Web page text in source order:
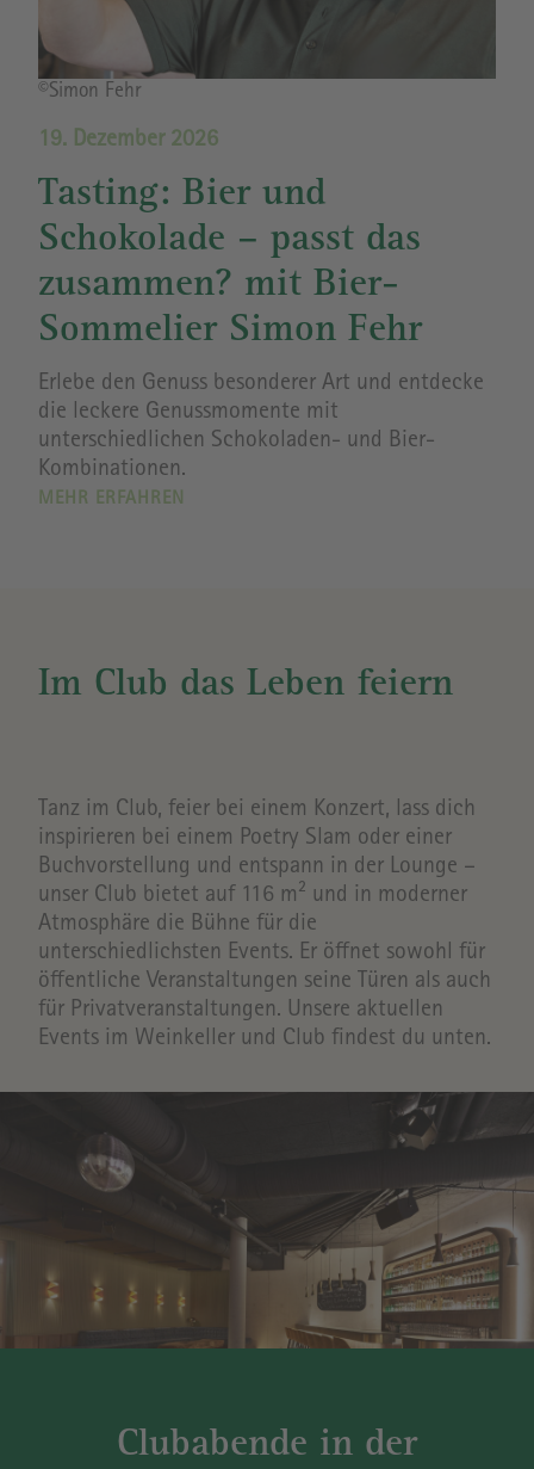
Bildrechte
©Simon Fehr
19. Dezember 2026
Tasting: Bier und
Schokolade – passt das
zusammen? mit Bier-
Sommelier Simon Fehr
Erlebe den Genuss besonderer Art und entdecke
die leckere Genussmomente mit
unterschiedlichen Schokoladen- und Bier-
Kombinationen.
MEHR ERFAHREN
Im Club das Leben feiern
Tanz im Club, feier bei einem Konzert, lass dich
inspirieren bei einem Poetry Slam oder einer
Buchvorstellung und entspann in der Lounge –
unser Club bietet auf 116 m² und in moderner
Atmosphäre die Bühne für die
unterschiedlichsten Events. Er öffnet sowohl für
öffentliche Veranstaltungen seine Türen als auch
für Privatveranstaltungen. Unsere aktuellen
Events im Weinkeller und Club findest du unten.
Clubabende in der